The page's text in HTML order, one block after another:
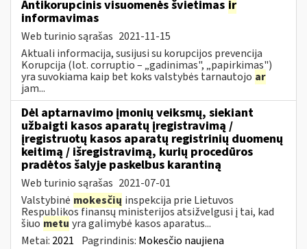
Antikorupcinis visuomenės švietimas ir
informavimas
Web turinio sąrašas 2021-11-15
Aktuali informacija, susijusi su korupcijos prevencija
Korupcija (lot. corruptio – „gadinimas", „papirkimas")
yra suvokiama kaip bet koks valstybės tarnautojo ar
jam...
Dėl aptarnavimo įmonių veiksmų, siekiant
užbaigti kasos aparatų įregistravimą /
įregistruotų kasos aparatų registrinių duomenų
keitimą / išregistravimą, kurių procedūros
pradėtos šalyje paskelbus karantiną
Web turinio sąrašas 2021-07-01
Valstybinė mokesčių inspekcija prie Lietuvos
Respublikos finansų ministerijos atsižvelgusi į tai, kad
šiuo metu yra galimybė kasos aparatus...
Metai: 2021 Pagrindinis: Mokesčio naujiena